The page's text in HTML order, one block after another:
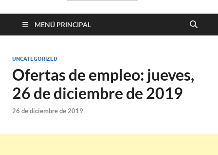
MENÚ PRINCIPAL
UNCATEGORIZED
Ofertas de empleo: jueves,
26 de diciembre de 2019
26 de diciembre de 2019